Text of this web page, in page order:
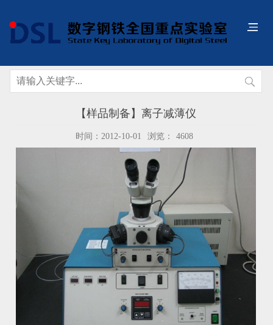
【样品制备】离子减薄仪
时间：2012-10-01 浏览： 4608